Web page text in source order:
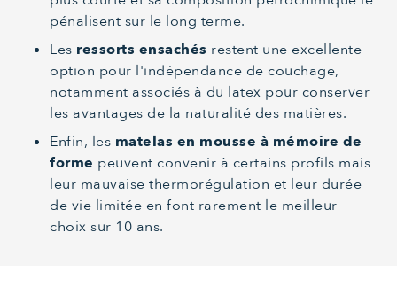
pénalisent sur le long terme.
Les ressorts ensachés restent une excellente
option pour l'indépendance de couchage,
notamment associés à du latex pour conserver
les avantages de la naturalité des matières.
Enfin, les matelas en mousse à mémoire de
forme peuvent convenir à certains profils mais
leur mauvaise thermorégulation et leur durée
de vie limitée en font rarement le meilleur
choix sur 10 ans.